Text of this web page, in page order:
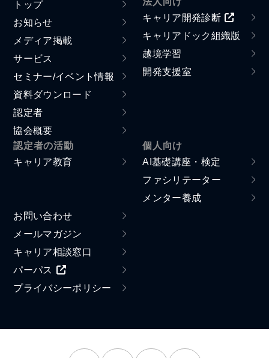
トップ
お知らせ
メディア掲載
サービス
セミナー/イベント情報
資料ダウンロード
認定者
協会概要
キャリア開発診断
キャリアドック組織版
越境学習
開発支援室
認定者の活動
キャリア教育
個人向け
AI基礎講座・検定
ファシリテーター
メンター養成
お問い合わせ
メールマガジン
キャリア相談窓口
パーパス
プライバシーポリシー